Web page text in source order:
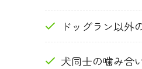
ドッグラン以
犬同士の噛み合